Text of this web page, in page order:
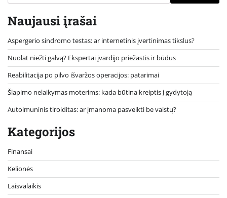
Naujausi įrašai
Aspergerio sindromo testas: ar internetinis įvertinimas tikslus?
Nuolat niežti galvą? Ekspertai įvardijo priežastis ir būdus
Reabilitacija po pilvo išvaržos operacijos: patarimai
Šlapimo nelaikymas moterims: kada būtina kreiptis į gydytoją
Autoimuninis tiroiditas: ar įmanoma pasveikti be vaistų?
Kategorijos
Finansai
Kelionės
Laisvalaikis